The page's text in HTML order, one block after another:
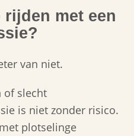
met een
van niet.
of slecht
is niet zonder risico.
plotselinge